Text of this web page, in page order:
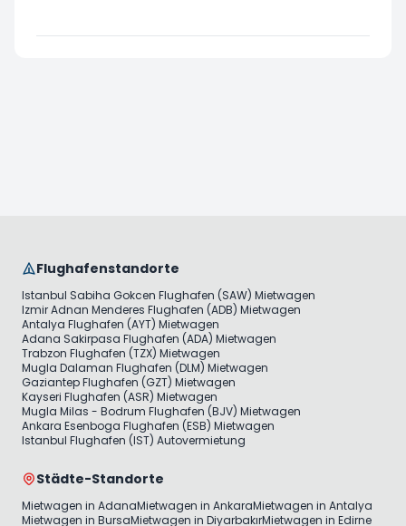
Flughafenstandorte
Istanbul Sabiha Gokcen Flughafen (SAW) Mietwagen
Izmir Adnan Menderes Flughafen (ADB) Mietwagen
Antalya Flughafen (AYT) Mietwagen
Adana Sakirpasa Flughafen (ADA) Mietwagen
Trabzon Flughafen (TZX) Mietwagen
Mugla Dalaman Flughafen (DLM) Mietwagen
Gaziantep Flughafen (GZT) Mietwagen
Kayseri Flughafen (ASR) Mietwagen
Mugla Milas - Bodrum Flughafen (BJV) Mietwagen
Ankara Esenboga Flughafen (ESB) Mietwagen
Istanbul Flughafen (IST) Autovermietung
Städte-Standorte
Mietwagen in AdanaMietwagen in AnkaraMietwagen in Antalya
Mietwagen in BursaMietwagen in DiyarbakırMietwagen in Edirne